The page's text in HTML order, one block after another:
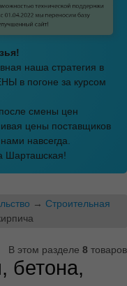
наша стратегия в
в погоне за курсом
смены цен
цены поставщиков
навсегда.
Шарташская!
→ Строительная
В этом разделе 8 товаров
бетона,